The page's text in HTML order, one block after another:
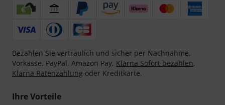
Bezahlen Sie vertraulich und sicher per Nachnahme,
Vorkasse, PayPal, Amazon Pay, Klarna Sofort bezahlen,
Klarna Ratenzahlung oder Kreditkarte.
Ihre Vorteile